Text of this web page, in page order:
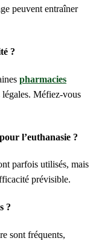
peuvent entraîner
?
pharmacies
Méfiez-vous
l’euthanasie ?
parfois utilisés, mais
prévisible.
?
sont fréquents,